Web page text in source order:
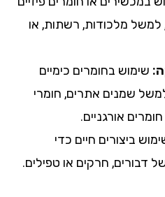
למשל מלכודות, רשתות, או
שימוש בחומרים כימיים
שמנים אתרים, חומרי
אורגניים.
ביצורים חיים כדי
דבורים, חרקים או טפילים.